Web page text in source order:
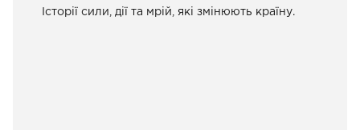
Історії сили, дії та мрій, які змінюють країну.